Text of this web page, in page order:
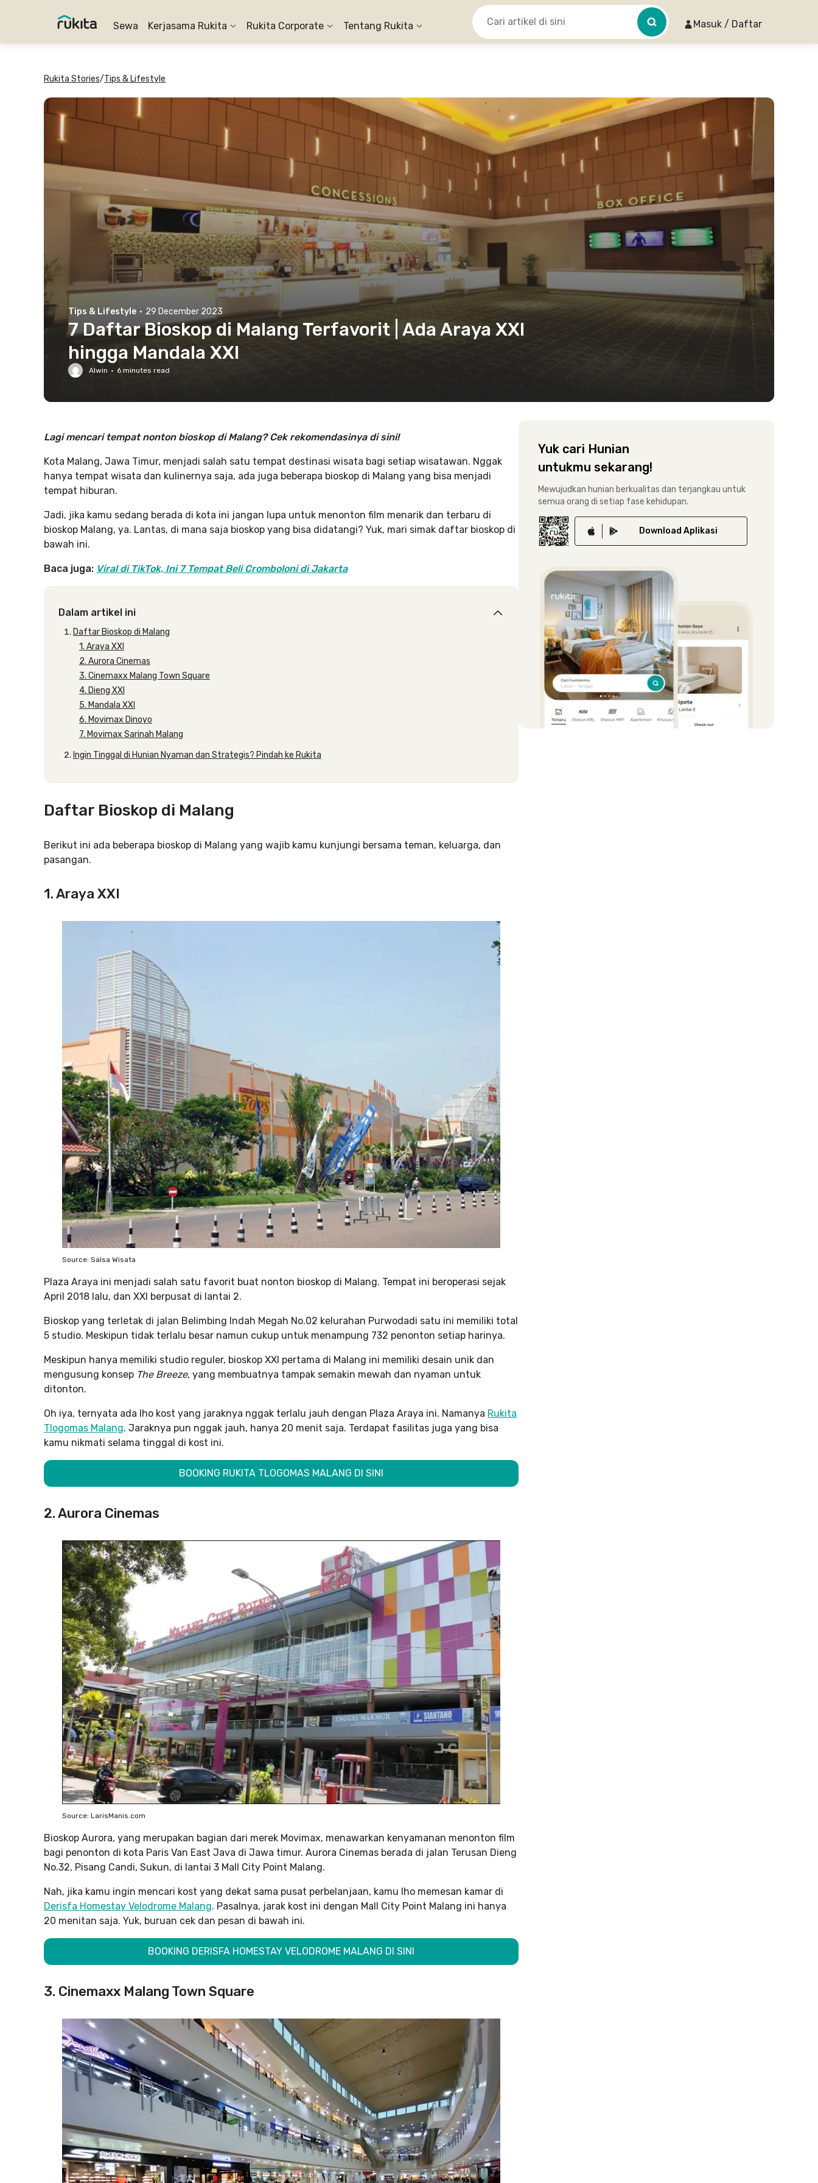
Sewa Kerjasama Rukita Rukita Corporate Tentang Rukita Masuk / Daftar
Rukita Stories/Tips & Lifestyle
Tips & Lifestyle · 29 December 2023
7 Daftar Bioskop di Malang Terfavorit | Ada Araya XXI
hingga Mandala XXI
Alwin · 6 minutes read
Lagi mencari tempat nonton bioskop di Malang? Cek rekomendasinya di sini!
Kota Malang, Jawa Timur, menjadi salah satu tempat destinasi wisata bagi setiap wisatawan. Nggak
hanya tempat wisata dan kulinernya saja, ada juga beberapa bioskop di Malang yang bisa menjadi
tempat hiburan.
Jadi, jika kamu sedang berada di kota ini jangan lupa untuk menonton film menarik dan terbaru di
bioskop Malang, ya. Lantas, di mana saja bioskop yang bisa didatangi? Yuk, mari simak daftar bioskop di
bawah ini.
Baca juga: Viral di TikTok, Ini 7 Tempat Beli Cromboloni di Jakarta
Dalam artikel ini
Daftar Bioskop di Malang
1. Araya XXI
2. Aurora Cinemas
3. Cinemaxx Malang Town Square
4. Dieng XXI
5. Mandala XXI
6. Movimax Dinoyo
7. Movimax Sarinah Malang
Ingin Tinggal di Hunian Nyaman dan Strategis? Pindah ke Rukita
Daftar Bioskop di Malang
Berikut ini ada beberapa bioskop di Malang yang wajib kamu kunjungi bersama teman, keluarga, dan
pasangan.
1. Araya XXI
Source: Salsa Wisata
Plaza Araya ini menjadi salah satu favorit buat nonton bioskop di Malang. Tempat ini beroperasi sejak
April 2018 lalu, dan XXI berpusat di lantai 2.
Bioskop yang terletak di jalan Belimbing Indah Megah No.02 kelurahan Purwodadi satu ini memiliki total
5 studio. Meskipun tidak terlalu besar namun cukup untuk menampung 732 penonton setiap harinya.
Meskipun hanya memiliki studio reguler, bioskop XXI pertama di Malang ini memiliki desain unik dan
mengusung konsep The Breeze, yang membuatnya tampak semakin mewah dan nyaman untuk
ditonton.
Oh iya, ternyata ada lho kost yang jaraknya nggak terlalu jauh dengan Plaza Araya ini. Namanya Rukita
Tlogomas Malang. Jaraknya pun nggak jauh, hanya 20 menit saja. Terdapat fasilitas juga yang bisa
kamu nikmati selama tinggal di kost ini.
BOOKING RUKITA TLOGOMAS MALANG DI SINI
2. Aurora Cinemas
Source: LarisManis.com
Bioskop Aurora, yang merupakan bagian dari merek Movimax, menawarkan kenyamanan menonton film
bagi penonton di kota Paris Van East Java di Jawa timur. Aurora Cinemas berada di jalan Terusan Dieng
No.32, Pisang Candi, Sukun, di lantai 3 Mall City Point Malang.
Nah, jika kamu ingin mencari kost yang dekat sama pusat perbelanjaan, kamu lho memesan kamar di
Derisfa Homestay Velodrome Malang. Pasalnya, jarak kost ini dengan Mall City Point Malang ini hanya
20 menitan saja. Yuk, buruan cek dan pesan di bawah ini.
BOOKING DERISFA HOMESTAY VELODROME MALANG DI SINI
3. Cinemaxx Malang Town Square
Yuk cari Hunian
untukmu sekarang!
Mewujudkan hunian berkualitas dan terjangkau untuk
semua orang di setiap fase kehidupan.
Download Aplikasi